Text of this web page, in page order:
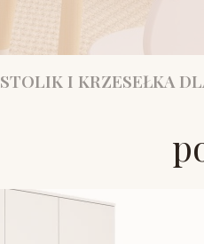
STOLIK I KRZESEŁKA